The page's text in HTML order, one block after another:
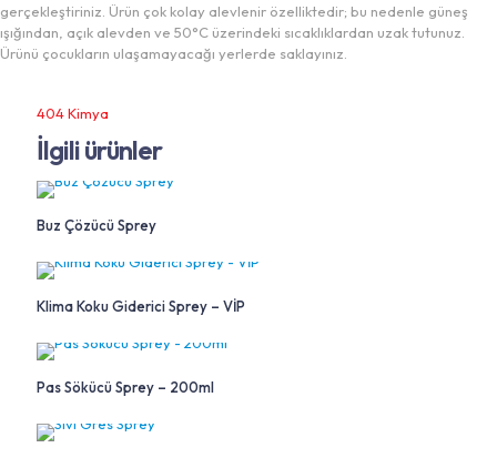
gerçekleştiriniz. Ürün çok kolay alevlenir özelliktedir; bu nedenle güneş
ışığından, açık alevden ve 50°C üzerindeki sıcaklıklardan uzak tutunuz.
Ürünü çocukların ulaşamayacağı yerlerde saklayınız.
404 Kimya
İlgili ürünler
Buz Çözücü Sprey
Klima Koku Giderici Sprey – VİP
Pas Sökücü Sprey – 200ml